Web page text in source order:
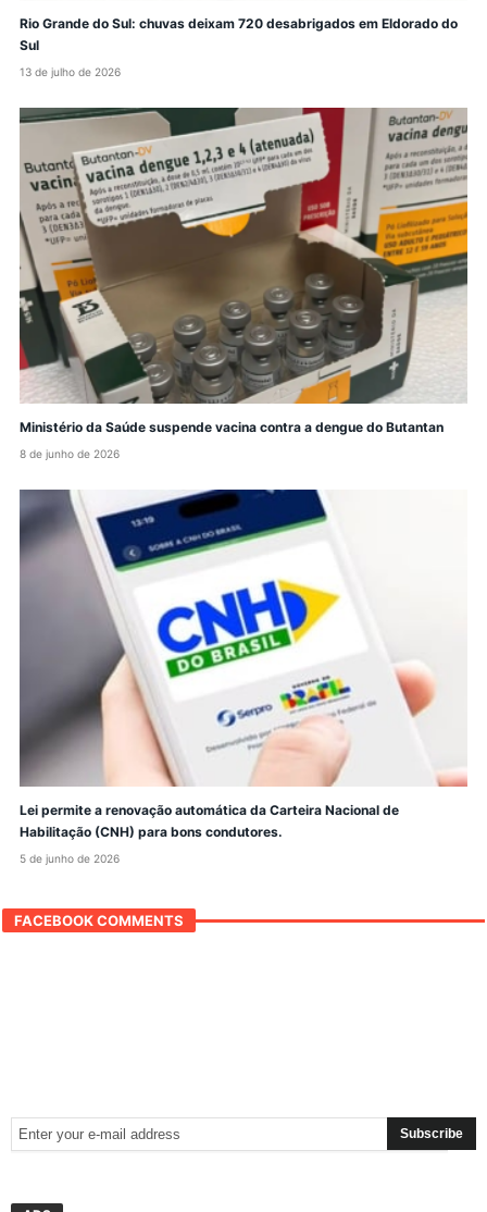
Rio Grande do Sul: chuvas deixam 720 desabrigados em Eldorado do
Sul
13 de julho de 2026
Ministério da Saúde suspende vacina contra a dengue do Butantan
8 de junho de 2026
Lei permite a renovação automática da Carteira Nacional de
Habilitação (CNH) para bons condutores.
5 de junho de 2026
FACEBOOK COMMENTS